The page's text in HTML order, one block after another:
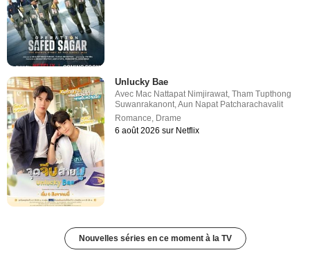
Unlucky Bae
Avec Mac Nattapat Nimjirawat,Tham Tupthong
Suwanrakanont,Aun Napat Patcharachavalit
Romance, Drame
6 août 2026 sur Netflix
Nouvelles séries en ce moment à la TV